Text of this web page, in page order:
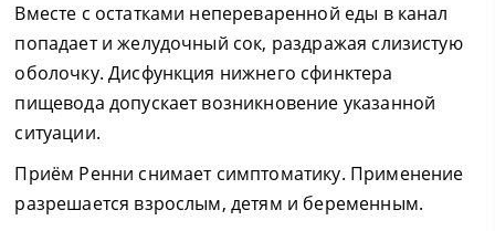
Вместе с остатками непереваренной еды в канал
попадает и желудочный сок, раздражая слизистую
оболочку. Дисфункция нижнего сфинктера
пищевода допускает возникновение указанной
ситуации.
Приём Ренни снимает симптоматику. Применение
разрешается взрослым, детям и беременным.